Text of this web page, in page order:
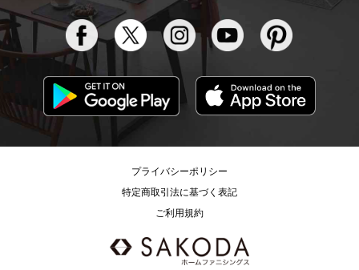
プライバシーポリシー
特定商取引法に基づく表記
ご利用規約